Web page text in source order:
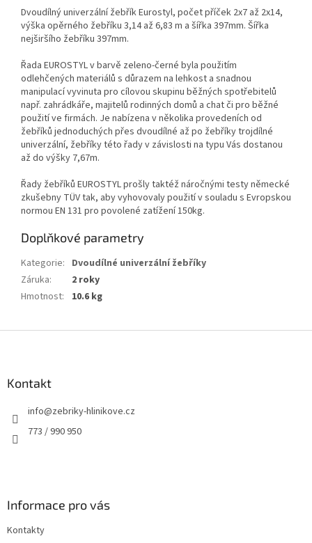
Dvoudílný univerzální žebřík Eurostyl, počet příček 2x7 až 2x14,
výška opěrného žebříku 3,14 až 6,83 m a šířka 397mm. Šířka
nejširšího žebříku 397mm.
Řada EUROSTYL v barvě zeleno-černé byla použitím
odlehčených materiálů s důrazem na lehkost a snadnou
manipulací vyvinuta pro cílovou skupinu běžných spotřebitelů
např. zahrádkáře, majitelů rodinných domů a chat či pro běžné
použití ve firmách. Je nabízena v několika provedeních od
žebříků jednoduchých přes dvoudílné až po žebříky trojdílné
univerzální, žebříky této řady v závislosti na typu Vás dostanou
až do výšky 7,67m.
Řady žebříků EUROSTYL prošly taktéž náročnými testy německé
zkušebny TÜV tak, aby vyhovovaly použití v souladu s Evropskou
normou EN 131 pro povolené zatížení 150kg.
Doplňkové parametry
Kategorie: Dvoudílné univerzální žebříky
Záruka:
2 roky
Hmotnost: 10.6 kg
Kontakt
info@zebriky-hlinikove.cz
773 / 990 950
Informace pro vás
Kontakty